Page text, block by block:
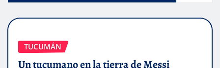
TUCUMÁN
Un tucumano en la tierra de Messi